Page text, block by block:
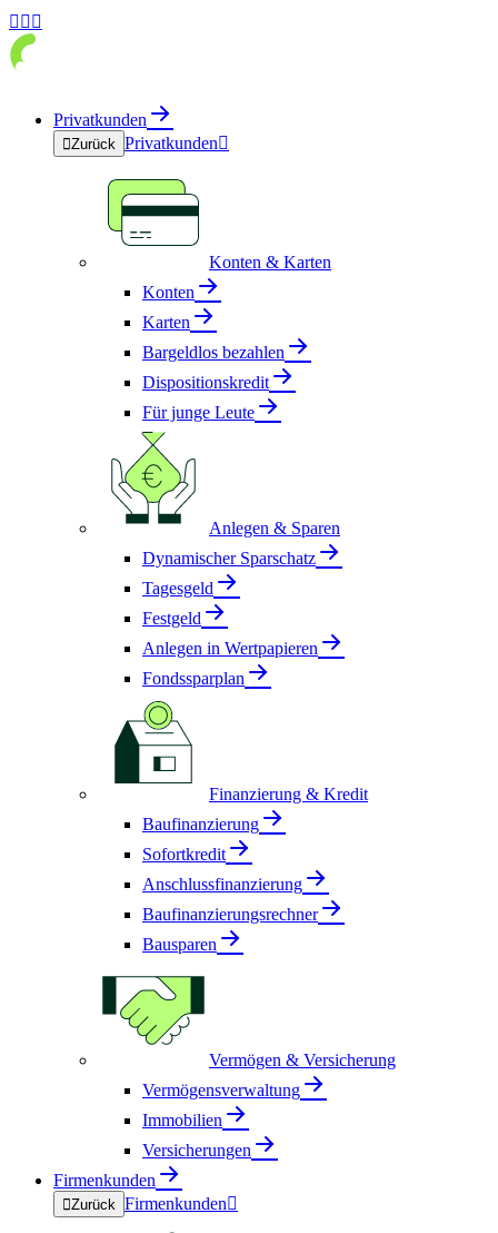
  
Privatkunden
Zurück Privatkunden
Konten & Karten
Konten
Karten
Bargeldlos bezahlen
Dispositionskredit
Für junge Leute
Anlegen & Sparen
Dynamischer Sparschatz
Tagesgeld
Festgeld
Anlegen in Wertpapieren
Fondssparplan
Finanzierung & Kredit
Baufinanzierung
Sofortkredit
Anschlussfinanzierung
Baufinanzierungsrechner
Bausparen
Vermögen & Versicherung
Vermögensverwaltung
Immobilien
Versicherungen
Firmenkunden
Zurück Firmenkunden